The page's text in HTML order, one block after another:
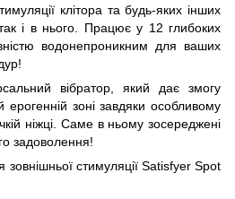
клітора та будь-яких інших
і в нього. Працює у 12 глибоких
водонепроникним для ваших
вібратор, який дає змогу
ерогенній зоні завдяки особливому
ніжці. Саме в ньому зосереджені
задоволення!
зовнішньої стимуляції Satisfyer Spot